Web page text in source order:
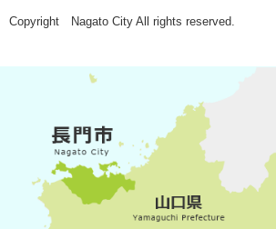
Copyright Nagato City All rights reserved.